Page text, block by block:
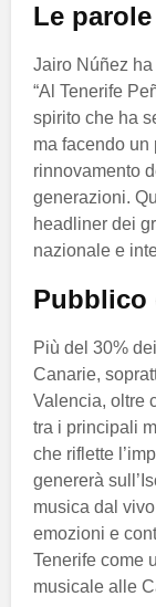
Le
Jairo Núñez
“Al Tenerife
spirito che ha
ma facendo un
rinnovamento
generazioni.
headliner dei
nazionale e
Pubblico
Più del 30%
Canarie,
Valencia, oltre
tra i principali
che riflette
genererà
musica dal
emozioni e
Tenerife come
musicale alle